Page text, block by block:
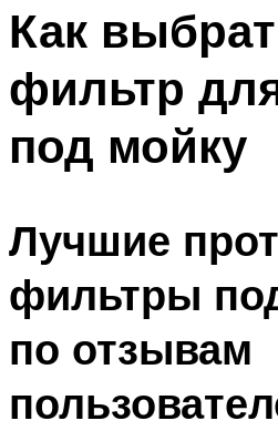
Как
фильтр
под мойку
Лучшие
фильтры
по отзывам